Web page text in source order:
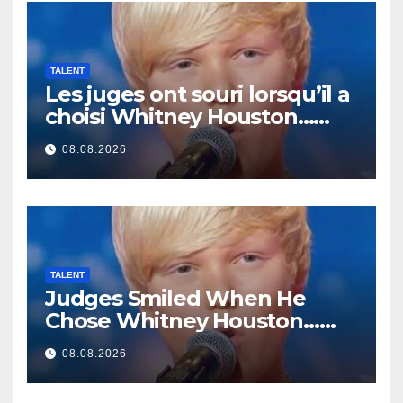
TALENT
Les juges ont souri lorsqu’il a
choisi Whitney Houston…
Puis il s’est mis à chanter
08.08.2026
TALENT
Judges Smiled When He
Chose Whitney Houston…
Then He Started Singing
08.08.2026